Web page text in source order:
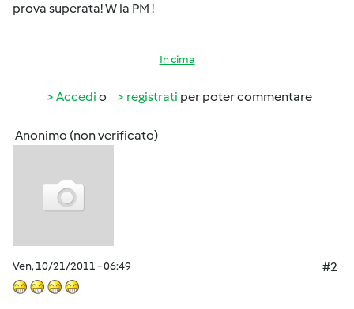
prova superata! W la PM !
In cima
Accedi o registrati per poter commentare
Anonimo (non verificato)
Ven, 10/21/2011 - 06:49 #2